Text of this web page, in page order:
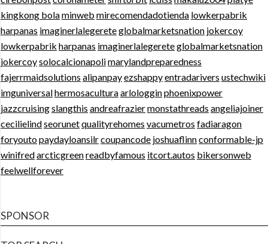
kingkong bolaminweb mirecomendadotienda lowkerpabrik
harpanas imaginerlalegereteglobalmarketsnation jokercoy
lowkerpabrik harpanas imaginerlalegereteglobalmarketsnation
jokercoysolocalcionapolimarylandpreparedness
fajerrmaidsolutions alipanpayezshappyentradarivers ustechwiki
imguniversalhermosaculturaarlologginphoenixpower
jazzcruisingslangthis andreafraziermonstathreads angeliajoiner
cecilielindseorunetqualityrehomes vacumetros fadiaragon
foryoutopaydayloansilrcoupancode joshuaflinnconformable-jp
winifredarcticgreenreadbyfamous itcort.autos bikersonweb
feelwellforever
SPONSOR